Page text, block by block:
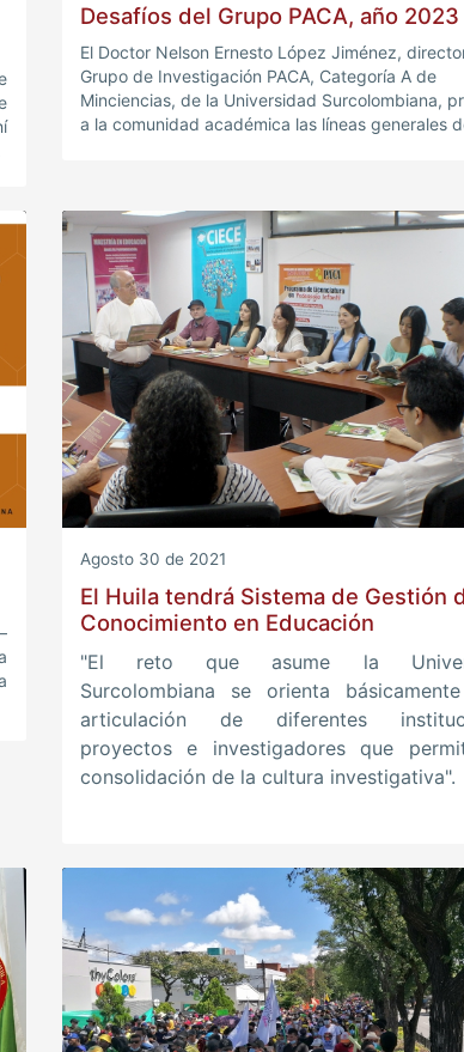
Desafíos del Grupo PACA, año 2023
El Doctor Nelson Ernesto López Jiménez,
Grupo de Investigación PACA, Categoría A de
Minciencias, de la Universidad Surcolombiana,
a la comunidad académica las líneas generales
Agosto 30 de 2021
El Huila tendrá Sistema de Gestión
Conocimiento en Educación
"El reto que asume la
Surcolombiana se orienta
articulación de diferentes
proyectos e investigadores que
consolidación de la cultura investigativa".